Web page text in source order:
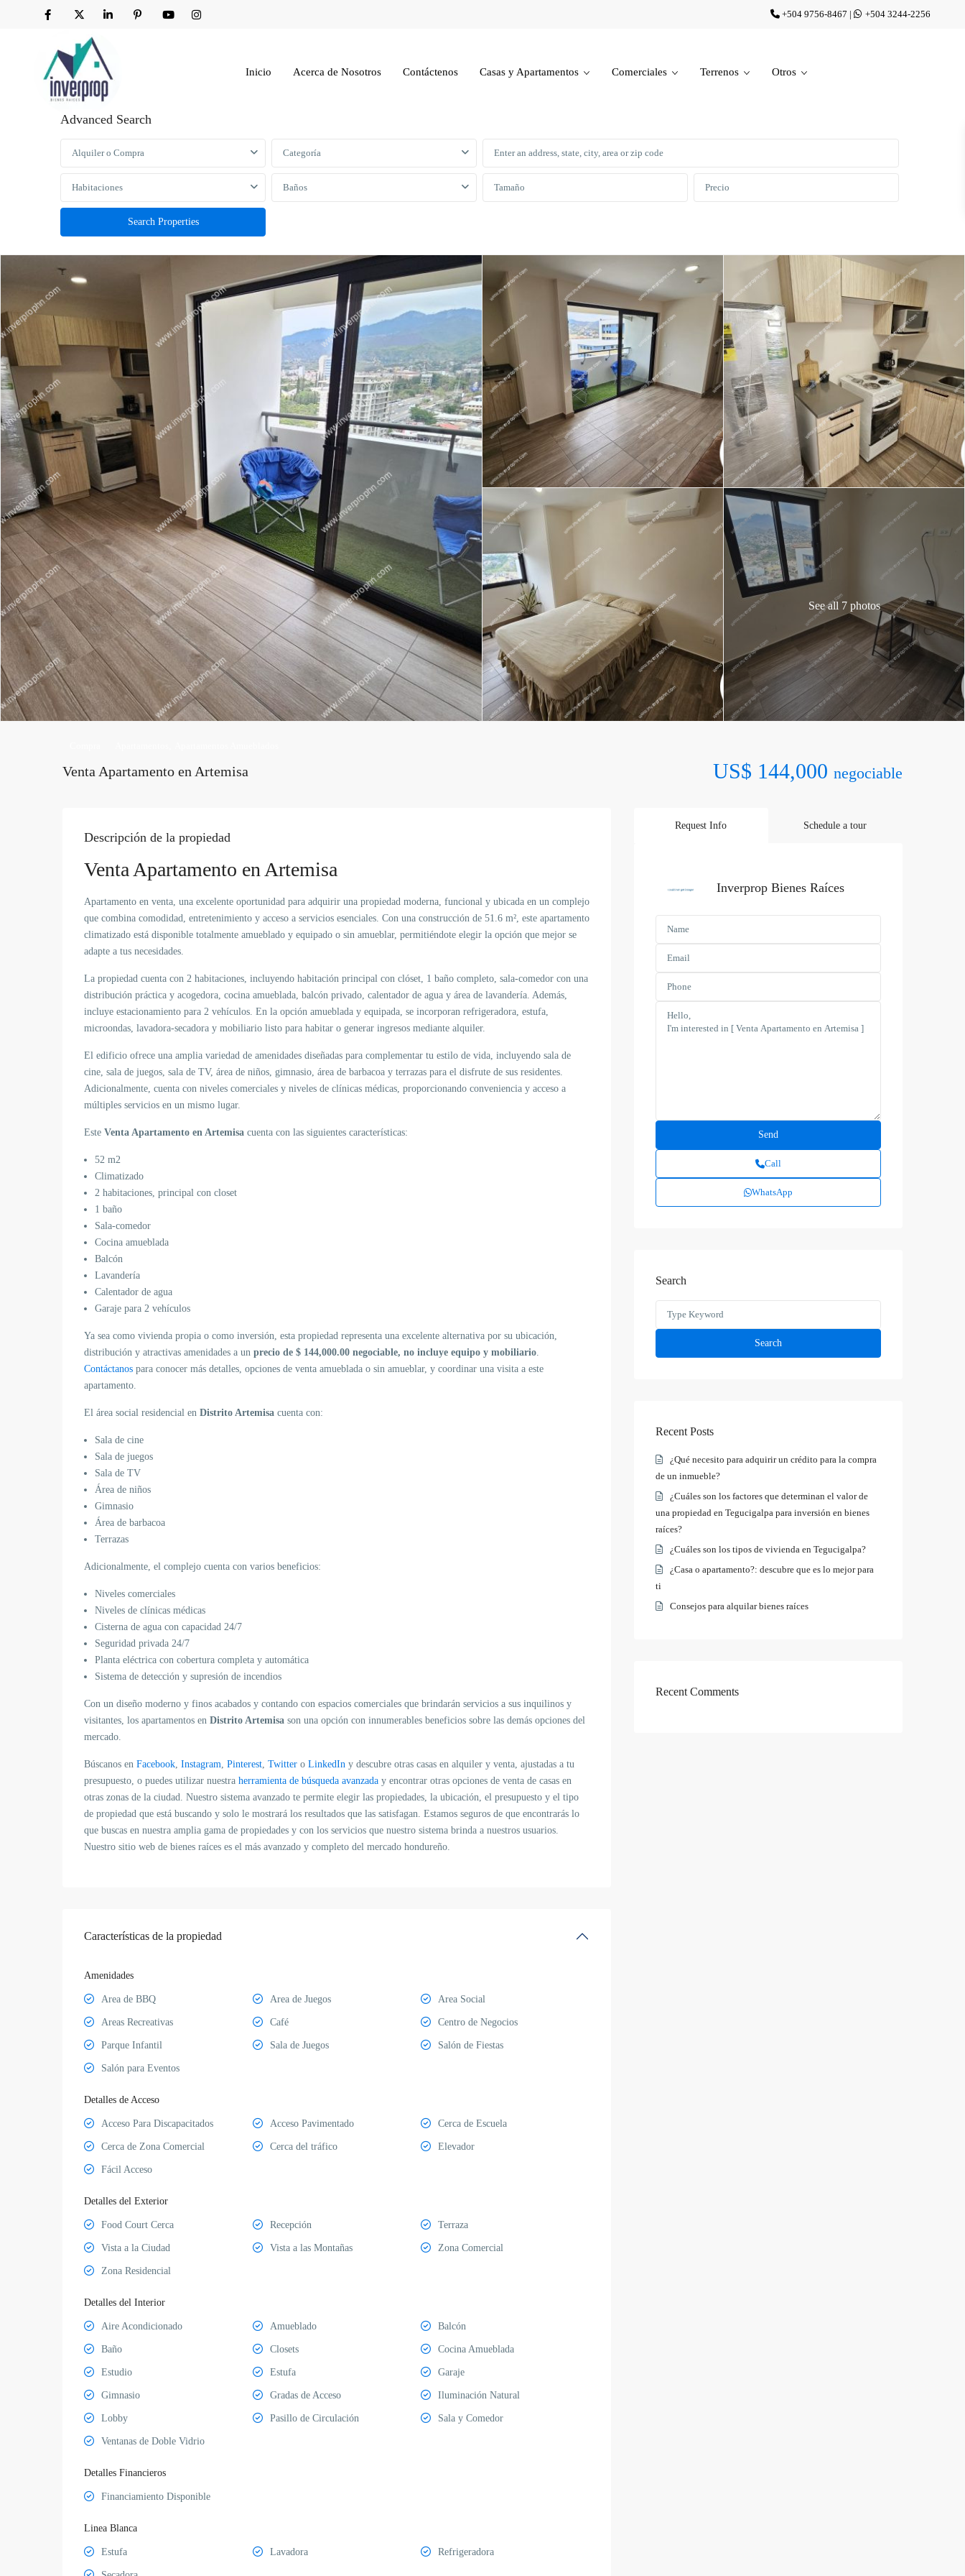
+504 9756-8467 | +504 3244-2256
Inicio Acerca de Nosotros Contáctenos Casas y Apartamentos Comerciales Terrenos Otros
Advanced Search
Alquiler o Compra Categoría
Habitaciones Baños
See all 7 photos
Venta Apartamento en Artemisa US$ 144,000 negociable
Descripción de la propiedad
Venta Apartamento en Artemisa
Apartamento en venta, una excelente oportunidad para adquirir una propiedad moderna, funcional y ubicada en un complejo
que combina comodidad, entretenimiento y acceso a servicios esenciales. Con una construcción de 51.6 m², este apartamento
climatizado está disponible totalmente amueblado y equipado o sin amueblar, permitiéndote elegir la opción que mejor se
adapte a tus necesidades.
La propiedad cuenta con 2 habitaciones, incluyendo habitación principal con clóset, 1 baño completo, sala-comedor con una
distribución práctica y acogedora, cocina amueblada, balcón privado, calentador de agua y área de lavandería. Además,
incluye estacionamiento para 2 vehículos. En la opción amueblada y equipada, se incorporan refrigeradora, estufa,
microondas, lavadora-secadora y mobiliario listo para habitar o generar ingresos mediante alquiler.
El edificio ofrece una amplia variedad de amenidades diseñadas para complementar tu estilo de vida, incluyendo sala de
cine, sala de juegos, sala de TV, área de niños, gimnasio, área de barbacoa y terrazas para el disfrute de sus residentes.
Adicionalmente, cuenta con niveles comerciales y niveles de clínicas médicas, proporcionando conveniencia y acceso a
múltiples servicios en un mismo lugar.
Este Venta Apartamento en Artemisa cuenta con las siguientes características:
52 m2
Climatizado
2 habitaciones, principal con closet
1 baño
Sala-comedor
Cocina amueblada
Balcón
Lavandería
Calentador de agua
Garaje para 2 vehículos
Ya sea como vivienda propia o como inversión, esta propiedad representa una excelente alternativa por su ubicación,
distribución y atractivas amenidades a un precio de $ 144,000.00 negociable, no incluye equipo y mobiliario.
Contáctanos para conocer más detalles, opciones de venta amueblada o sin amueblar, y coordinar una visita a este
apartamento.
El área social residencial en Distrito Artemisa cuenta con:
Sala de cine
Sala de juegos
Sala de TV
Área de niños
Gimnasio
Área de barbacoa
Terrazas
Adicionalmente, el complejo cuenta con varios beneficios:
Niveles comerciales
Niveles de clínicas médicas
Cisterna de agua con capacidad 24/7
Seguridad privada 24/7
Planta eléctrica con cobertura completa y automática
Sistema de detección y supresión de incendios
Con un diseño moderno y finos acabados y contando con espacios comerciales que brindarán servicios a sus inquilinos y
visitantes, los apartamentos en Distrito Artemisa son una opción con innumerables beneficios sobre las demás opciones del
mercado.
Búscanos en Facebook, Instagram, Pinterest, Twitter o LinkedIn y descubre otras casas en alquiler y venta, ajustadas a tu
presupuesto, o puedes utilizar nuestra herramienta de búsqueda avanzada y encontrar otras opciones de venta de casas en
otras zonas de la ciudad. Nuestro sistema avanzado te permite elegir las propiedades, la ubicación, el presupuesto y el tipo
de propiedad que está buscando y solo le mostrará los resultados que las satisfagan. Estamos seguros de que encontrarás lo
que buscas en nuestra amplia gama de propiedades y con los servicios que nuestro sistema brinda a nuestros usuarios.
Nuestro sitio web de bienes raíces es el más avanzado y completo del mercado hondureño.
Características de la propiedad
Amenidades
Area de BBQ Area de Juegos Area Social
Areas Recreativas Café Centro de Negocios
Parque Infantil Sala de Juegos Salón de Fiestas
Salón para Eventos
Detalles de Acceso
Acceso Para Discapacitados Acceso Pavimentado Cerca de Escuela
Cerca de Zona Comercial Cerca del tráfico Elevador
Fácil Acceso
Detalles del Exterior
Food Court Cerca Recepción Terraza
Vista a la Ciudad Vista a las Montañas Zona Comercial
Zona Residencial
Detalles del Interior
Aire Acondicionado Amueblado Balcón
Baño Closets Cocina Amueblada
Estudio Estufa Garaje
Gimnasio Gradas de Acceso Iluminación Natural
Lobby Pasillo de Circulación Sala y Comedor
Ventanas de Doble Vidrio
Detalles Financieros
Financiamiento Disponible
Linea Blanca
Estufa Lavadora Refrigeradora
Request Info Schedule a tour
Inverprop Bienes Raíces
Call
WhatsApp
Search
Search
Recent Posts
¿Qué necesito para adquirir un crédito para la compra
de un inmueble?
¿Cuáles son los factores que determinan el valor de
una propiedad en Tegucigalpa para inversión en bienes
raíces?
¿Cuáles son los tipos de vivienda en Tegucigalpa?
¿Casa o apartamento?: descubre que es lo mejor para
ti
Consejos para alquilar bienes raíces
Recent Comments